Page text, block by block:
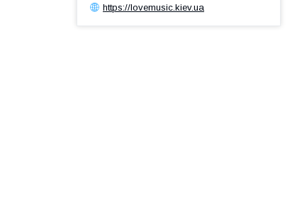
https://lovemusic.kiev.ua